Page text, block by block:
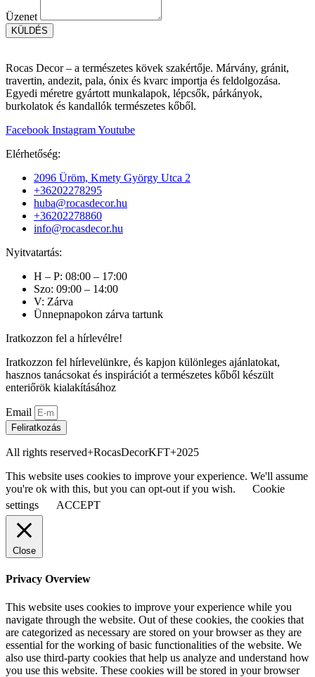
Üzenet
KÜLDÉS
Rocas Decor – a természetes kövek szakértője. Márvány, gránit,
travertin, andezit, pala, ónix és kvarc importja és feldolgozása.
Egyedi méretre gyártott munkalapok, lépcsők, párkányok,
burkolatok és kandallók természetes kőből.
Facebook InstagramYoutube
Elérhetőség:
2096 Üröm, Kmety György Utca 2
+36202278295
huba@rocasdecor.hu
+36202278860
info@rocasdecor.hu
Nyitvatartás:
H – P: 08:00 – 17:00
Szo: 09:00 – 14:00
V: Zárva
Ünnepnapokon zárva tartunk
Iratkozzon fel a hírlevélre!
Iratkozzon fel hírlevelünkre, és kapjon különleges ajánlatokat,
hasznos tanácsokat és inspirációt a természetes kőből készült
enteriőrök kialakításához
Email
Feliratkozás
All rights reserved+RocasDecorKFT+2025
This website uses cookies to improve your experience. We'll assume
you're ok with this, but you can opt-out if you wish.
Cookie
settings
ACCEPT
Close
Privacy Overview
This website uses cookies to improve your experience while you
navigate through the website. Out of these cookies, the cookies that
are categorized as necessary are stored on your browser as they are
essential for the working of basic functionalities of the website. We
also use third-party cookies that help us analyze and understand how
you use this website. These cookies will be stored in your browser